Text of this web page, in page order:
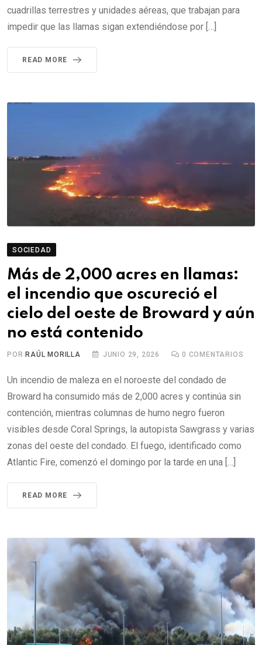
cuadrillas terrestres y unidades aéreas, que trabajan para
impedir que las llamas sigan extendiéndose por […]
READ MORE
SOCIEDAD
Más de 2,000 acres en llamas:
el incendio que oscureció el
cielo del oeste de Broward y aún
no está contenido
POR RAÚL MORILLA JUNIO 29, 2026 0 COMENTARIOS
Un incendio de maleza en el noroeste del condado de
Broward ha consumido más de 2,000 acres y continúa sin
contención, mientras columnas de humo negro fueron
visibles desde Coral Springs, la autopista Sawgrass y varias
zonas del oeste del condado. El fuego, identificado como
Atlantic Fire, comenzó el domingo por la tarde en una […]
READ MORE